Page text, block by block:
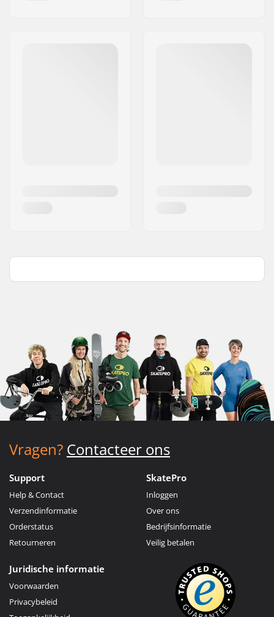
Vragen? Contacteer ons
Support
Help & Contact
Verzendinformatie
Orderstatus
Retourneren
SkatePro
Inloggen
Over ons
Bedrijfsinformatie
Veilig betalen
Juridische informatie
Voorwaarden
Privacybeleid